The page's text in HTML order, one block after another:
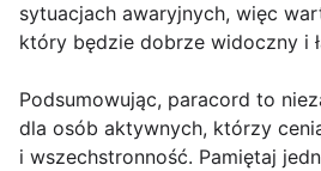
sytuacjach awaryjnych, więc
który będzie dobrze widoczny i
Podsumowując, paracord to
dla osób aktywnych, którzy
i wszechstronność. Pamiętaj